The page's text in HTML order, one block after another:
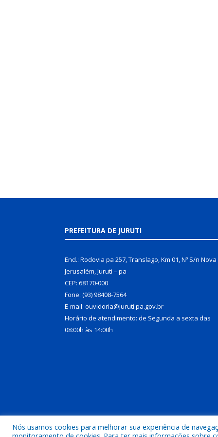
PREFEITURA DE JURUTI
End.: Rodovia pa 257, Translago, Km 01, Nº S/n Nova
Jerusalém, Juruti – pa
CEP: 68170-000
Fone: (93) 98408-7564
E-mail: ouvidoria@juruti.pa.gov.br
Horário de atendimento: de Segunda a sexta das
08:00h às 14:00h
Todos os direitos reservados a Prefeitura
Nós usamos cookies para melhorar sua experiência de